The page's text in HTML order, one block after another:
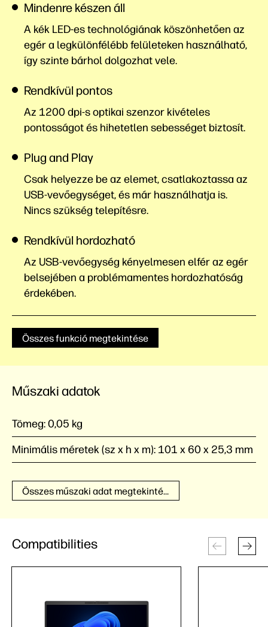
Mindenre készen áll
A kék LED-es technológiának köszönhetően az
egér a legkülönfélébb felületeken használható,
így szinte bárhol dolgozhat vele.
Rendkívül pontos
Az 1200 dpi-s optikai szenzor kivételes
pontosságot és hihetetlen sebességet biztosít.
Plug and Play
Csak helyezze be az elemet, csatlakoztassa az
USB-vevőegységet, és már használhatja is.
Nincs szükség telepítésre.
Rendkívül hordozható
Az USB-vevőegység kényelmesen elfér az egér
belsejében a problémamentes hordozhatóság
érdekében.
Összes funkció megtekintése
Műszaki adatok
Tömeg:0,05 kg
Minimális méretek (sz x h x m): 101 x 60 x 25,3 mm
Összes műszaki adat megtekintése
Compatibilities